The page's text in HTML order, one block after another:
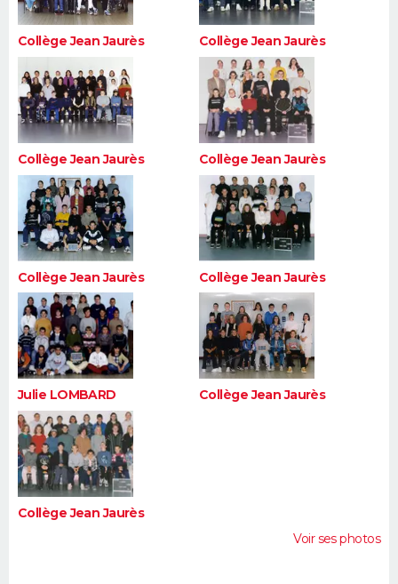
Collège Jean Jaurès Collège Jean Jaurès
Collège Jean Jaurès Collège Jean Jaurès
Collège Jean Jaurès Collège Jean Jaurès
Julie LOMBARD Collège Jean Jaurès
Collège Jean Jaurès
Voir ses photos